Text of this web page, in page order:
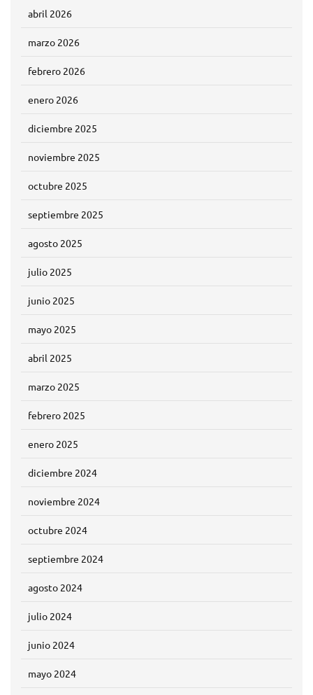
abril 2026
marzo 2026
febrero 2026
enero 2026
diciembre 2025
noviembre 2025
octubre 2025
septiembre 2025
agosto 2025
julio 2025
junio 2025
mayo 2025
abril 2025
marzo 2025
febrero 2025
enero 2025
diciembre 2024
noviembre 2024
octubre 2024
septiembre 2024
agosto 2024
julio 2024
junio 2024
mayo 2024